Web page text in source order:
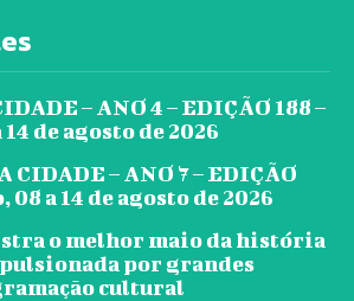
– ANO 4 – EDIÇÃO 188 –
14 de agosto de 2026
CIDADE – ANO 7 – EDIÇÃO
08 a 14 de agosto de 2026
o melhor maio da história
por grandes
cultural